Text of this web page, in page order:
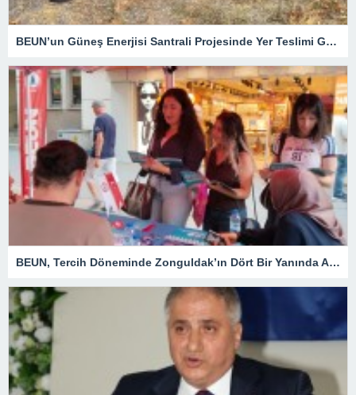
BEUN’un Güneş Enerjisi Santrali Projesinde Yer Teslimi Gerçekleştirildi
BEUN, Tercih Döneminde Zonguldak’ın Dört Bir Yanında Aday Öğrencilerle Buluşuyor